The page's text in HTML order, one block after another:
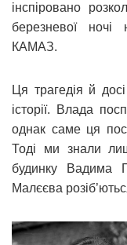
інспіровано
березневої ночі
КАМАЗ.
Ця трагедія й
історії. Влада
однак саме ця
Тоді ми знали
будинку Вадима
Малєєва